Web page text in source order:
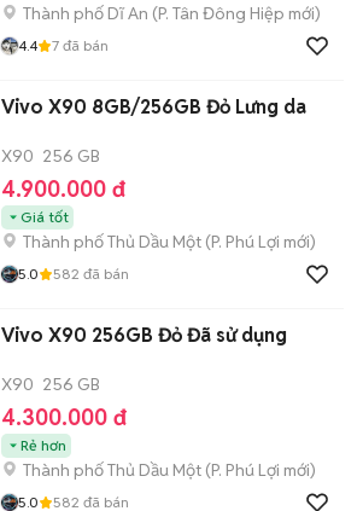
Thành phố Dĩ An (P. Tân Đông Hiệp mới)
4.4 7 đã bán
Vivo X90 8GB/256GB Đỏ Lưng da
X90 256 GB
4.900.000 đ
Giá tốt
Thành phố Thủ Dầu Một (P. Phú Lợi mới)
5.0 582 đã bán
Vivo X90 256GB Đỏ Đã sử dụng
X90 256 GB
4.300.000 đ
Rẻ hơn
Thành phố Thủ Dầu Một (P. Phú Lợi mới)
5.0 582 đã bán